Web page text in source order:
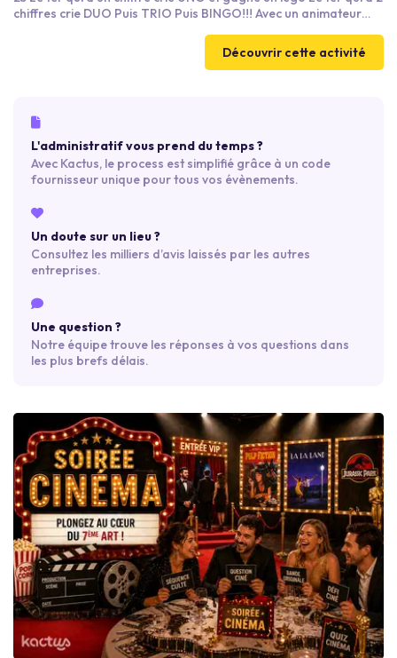
chiffres crie DUO Puis TRIO Puis BINGO!!! Avec un animateur
Découvrir cette activité
L'administratif vous prend du temps ?
Avec Kactus, le process est simplifié grâce à un code
fournisseur unique pour tous vos évènements.
Un doute sur un lieu ?
Consultez les milliers d’avis laissés par les autres
entreprises.
Une question ?
Notre équipe trouve les réponses à vos questions dans
les plus brefs délais.